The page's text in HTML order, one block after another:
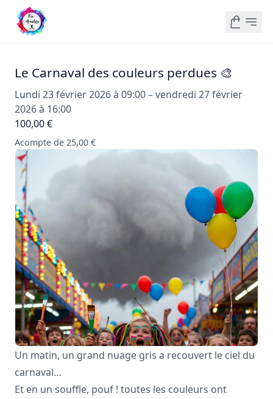
Le Carnaval des couleurs perdues 🎨
Lundi 23 février 2026 à 09:00 – vendredi 27 février
2026 à 16:00
100,00 €
Acompte de 25,00 €
Un matin, un grand nuage gris a recouvert le ciel du
carnaval…
Et en un souffle, pouf ! toutes les couleurs ont